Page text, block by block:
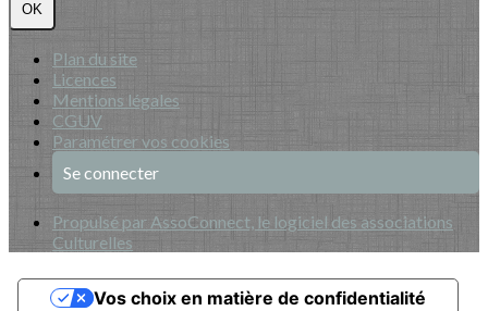
OK
Plan du site
Licences
Mentions légales
CGUV
Paramétrer vos cookies
Se connecter
Propulsé par AssoConnect, le logiciel des associations
Culturelles
Vos choix en matière de confidentialité